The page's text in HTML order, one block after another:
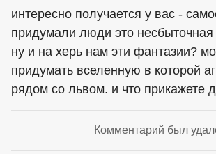
интересно получается у вас -
придумали люди это
ну и на херь нам эти фантазии?
придумать вселенную в которой
рядом со львом. и что прикажете
Комментарий был